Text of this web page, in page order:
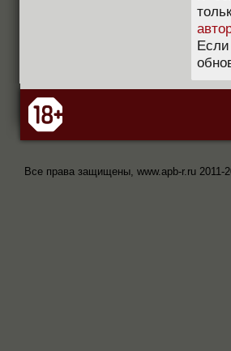
Все права защищены, www.apb-r.ru 2011-